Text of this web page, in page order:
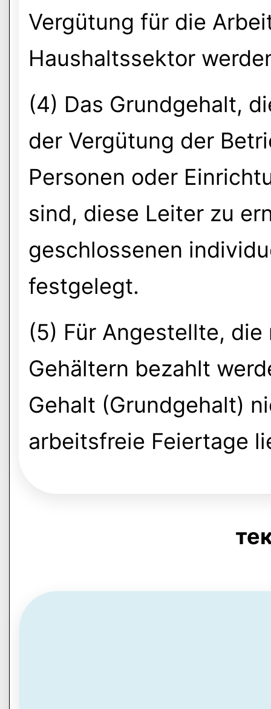
Vergütung für die
Haushaltssektor
(4) Das Grundgehalt,
der Vergütung der
Personen oder
sind, diese Leiter zu
geschlossenen
festgelegt.
(5) Für Angestellte,
Gehältern bezahlt
Gehalt (Grundgehalt)
arbeitsfreie Feiertage